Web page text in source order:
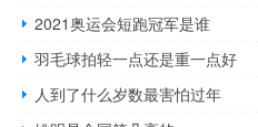
2021奥运会短跑冠军是谁
羽毛球拍轻一点还是重一点好
人到了什么岁数最害怕过年